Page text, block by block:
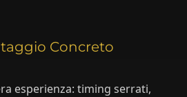
Concreto
esperienza: timing serrati,